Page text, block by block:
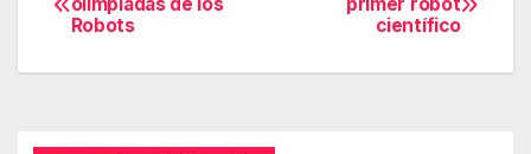
de
científico
Robots